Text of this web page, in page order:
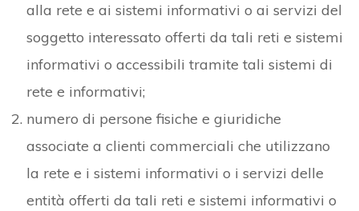
alla rete e ai sistemi informativi o ai servizi del
soggetto interessato offerti da tali reti e sistemi
informativi o accessibili tramite tali sistemi di
rete e informativi;
numero di persone fisiche e giuridiche
associate a clienti commerciali che utilizzano
la rete e i sistemi informativi o i servizi delle
entità offerti da tali reti e sistemi informativi o